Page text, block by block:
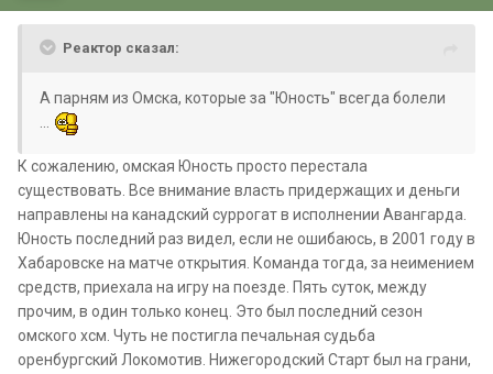
Реактор сказал:
А парням из Омска, которые за "Юность" всегда болели
...
К сожалению, омская Юность просто перестала
существовать. Все внимание власть придержащих и деньги
направлены на канадский суррогат в исполнении Авангарда.
Юность последний раз видел, если не ошибаюсь, в 2001 году в
Хабаровске на матче открытия. Команда тогда, за неимением
средств, приехала на игру на поезде. Пять суток, между
прочим, в один только конец. Это был последний сезон
омского хсм. Чуть не постигла печальная судьба
оренбургский Локомотив. Нижегородский Старт был на грани,